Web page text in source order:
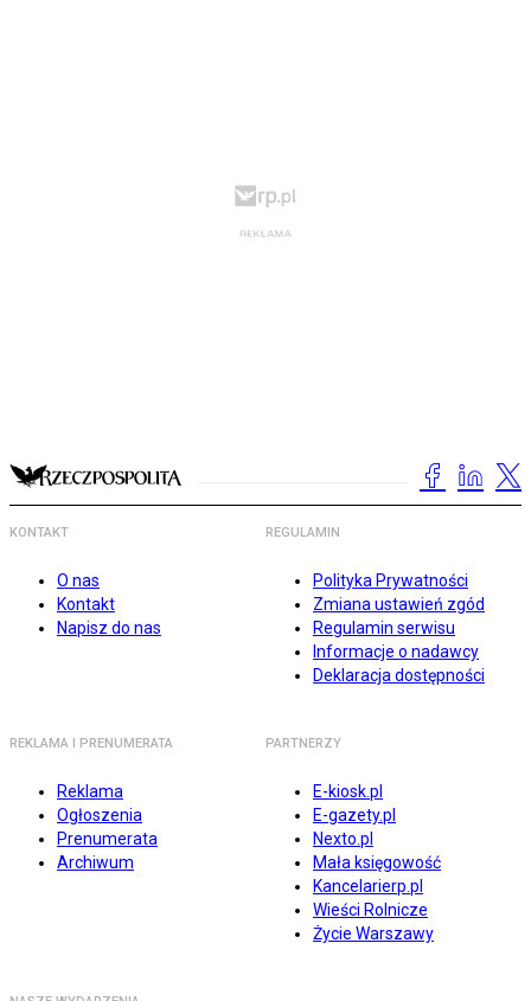
KONTAKT
O nas
Kontakt
Napisz do nas
REGULAMIN
Polityka Prywatności
Zmiana ustawień zgód
Regulamin serwisu
Informacje o nadawcy
Deklaracja dostępności
REKLAMA I PRENUMERATA
Reklama
Ogłoszenia
Prenumerata
Archiwum
PARTNERZY
E-kiosk.pl
E-gazety.pl
Nexto.pl
Mała księgowość
Kancelarierp.pl
Wieści Rolnicze
Życie Warszawy